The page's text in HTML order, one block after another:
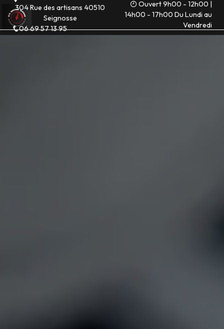
304 Rue des artisans 40510
Seignosse
06 69 57 13 95
Ouvert 9h00 - 12h00 |
14h00 - 17h00 Du Lundi au
Vendredi
Panneau de gestion des cookies